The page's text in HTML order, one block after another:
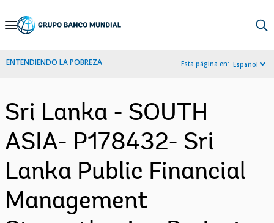
Skip
Navigation
ENTENDIENDO LA POBREZA Esta página en: Español
Sri Lanka - SOUTH
ASIA- P178432- Sri
Lanka Public Financial
Management